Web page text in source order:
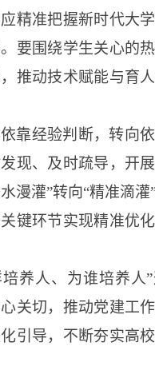
精准把握新时代大
要围绕学生关心的
推动技术赋能与育
靠经验判断，转向
现、及时疏导，开
漫灌”转向“精准滴灌
键环节实现精准优
养人、为谁培养人”
关切，推动党建工
引导，不断夯实高